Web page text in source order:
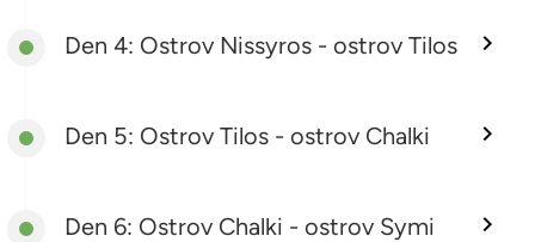
Den 4: Ostrov Nissyros - ostrov Tilos
Den 5: Ostrov Tilos - ostrov Chalki
Den 6: Ostrov Chalki - ostrov Symi